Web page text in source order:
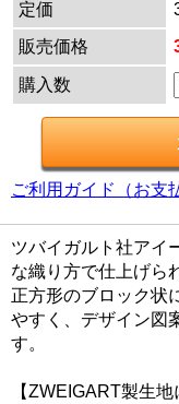
定価
販売価格
購入数
ご利用ガイド（お支
ツバイガルト社アイ
な織り方で仕上げら
正方形のブロック状
やすく、デザイン図
す。
【ZWEIGART製生地